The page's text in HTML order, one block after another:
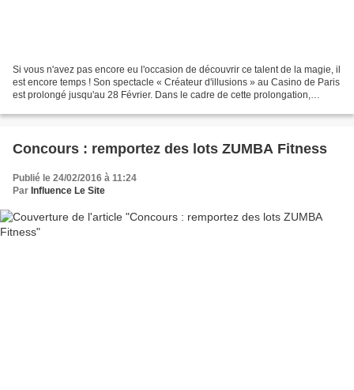
Si vous n'avez pas encore eu l'occasion de découvrir ce talent de la magie, il
est encore temps ! Son spectacle « Créateur d'illusions » au Casino de Paris
est prolongé jusqu'au 28 Février. Dans le cadre de cette prolongation,
Concours : remportez des lots ZUMBA Fitness
Publié le 24/02/2016 à 11:24
Par Influence Le Site